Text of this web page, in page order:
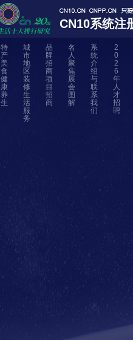
CN10系统注
特
产
美
食
健
康
养
生
城
市
地
区
装
修
生
活
服
务
品
牌
招
商
项
目
招
商
名
人
聚
焦
展
会
图
解
系
统
介
绍
与
联
系
我
们
2
0
2
6
年
人
才
招
聘